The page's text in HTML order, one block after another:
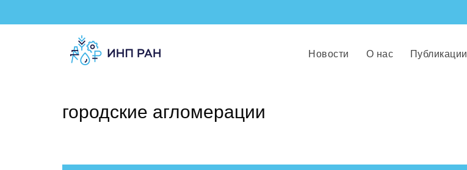
Новости О нас Публикации
городские агломерации